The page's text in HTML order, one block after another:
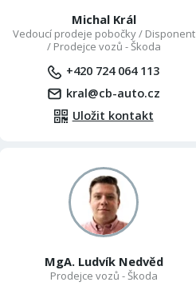
Michal Král
Vedoucí prodeje pobočky / Disponent
/ Prodejce vozů - Škoda
+420 724 064 113
kral@cb-auto.cz
Uložit kontakt
MgA. Ludvík Nedvěd
Prodejce vozů - Škoda